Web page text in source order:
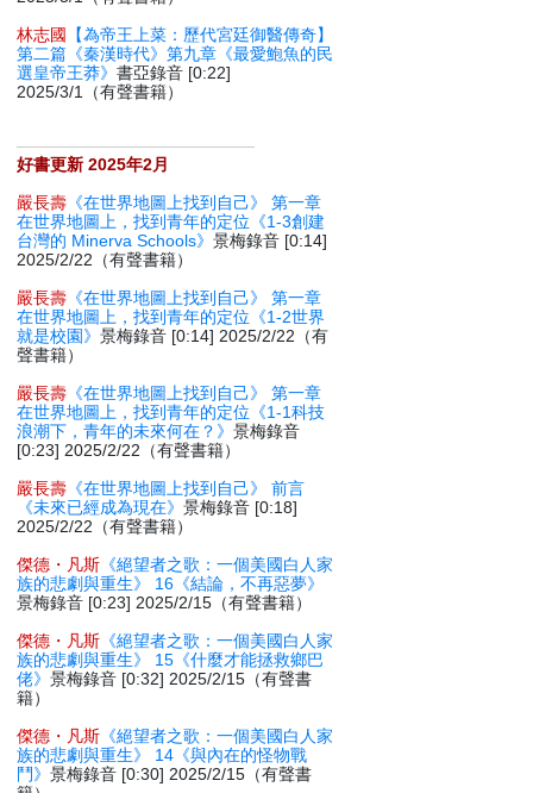
林志國
【為帝王上菜：歷代宮廷御醫傳奇】
第二篇《秦漢時代》第九章《最愛鮑魚的民
選皇帝王莽》書亞錄音 [0:22]
2025/3/1（有聲書籍）
好書更新 2025年2月
嚴長壽 《在世界地圖上找到自己》 第一章
在世界地圖上，找到青年的定位《1-3創建
台灣的 Minerva Schools》景梅錄音 [0:14]
2025/2/22（有聲書籍）
嚴長壽 《在世界地圖上找到自己》 第一章
在世界地圖上，找到青年的定位《1-2世界
就是校園》景梅錄音 [0:14] 2025/2/22（有
聲書籍）
嚴長壽 《在世界地圖上找到自己》 第一章
在世界地圖上，找到青年的定位《1-1科技
浪潮下，青年的未來何在？》景梅錄音
[0:23] 2025/2/22（有聲書籍）
嚴長壽 《在世界地圖上找到自己》 前言
《未來已經成為現在》景梅錄音 [0:18]
2025/2/22（有聲書籍）
傑德・凡斯 《絕望者之歌：一個美國白人家
族的悲劇與重生》 16《結論，不再惡夢》
景梅錄音 [0:23] 2025/2/15（有聲書籍）
傑德・凡斯 《絕望者之歌：一個美國白人家
族的悲劇與重生》 15《什麼才能拯救鄉巴
佬》景梅錄音 [0:32] 2025/2/15（有聲書
籍）
傑德・凡斯 《絕望者之歌：一個美國白人家
族的悲劇與重生》 14《與內在的怪物戰
鬥》景梅錄音 [0:30] 2025/2/15（有聲書